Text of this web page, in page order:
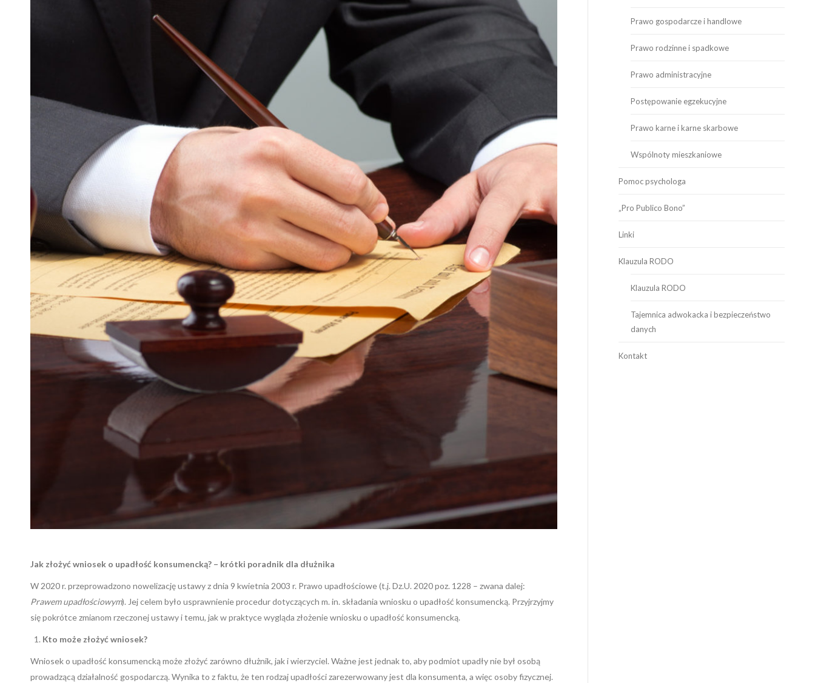
Jak złożyć wniosek o upadłość konsumencką? – krótki poradnik dla dłużnika
W 2020 r. przeprowadzono nowelizację ustawy z dnia 9 kwietnia 2003 r. Prawo upadłościowe (t.j. Dz.U. 2020 poz. 1228 – zwana dalej:
Prawem upadłościowym). Jej celem było usprawnienie procedur dotyczących m. in. składania wniosku o upadłość konsumencką. Przyjrzyjmy
się pokrótce zmianom rzeczonej ustawy i temu, jak w praktyce wygląda złożenie wniosku o upadłość konsumencką.
Kto może złożyć wniosek?
Wniosek o upadłość konsumencką może złożyć zarówno dłużnik, jak i wierzyciel. Ważne jest jednak to, aby podmiot upadły nie był osobą
prowadzącą działalność gospodarczą. Wynika to z faktu, że ten rodzaj upadłości zarezerwowany jest dla konsumenta, a więc osoby fizycznej.
Prawo gospodarcze i handlowe
Prawo rodzinne i spadkowe
Prawo administracyjne
Postępowanie egzekucyjne
Prawo karne i karne skarbowe
Wspólnoty mieszkaniowe
Pomoc psychologa
„Pro Publico Bono”
Linki
Klauzula RODO
Klauzula RODO
Tajemnica adwokacka i bezpieczeństwo
danych
Kontakt